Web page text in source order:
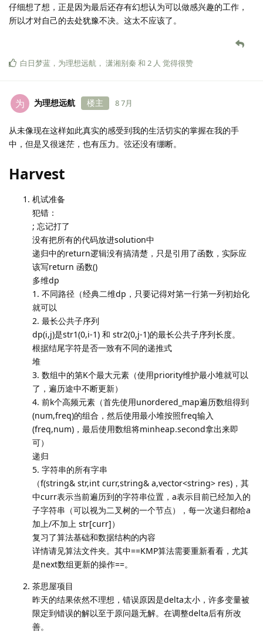
仔细想了想，正是因为最后还存有幻想认为可以做感兴趣的工作，
所以才对自己的去处犹豫不决。这太不应该了。
白日梦蓝 ， 为理想远航 ， 潇湘别秦 和 2 人 觉得很赞
为 为理想远航 楼主 8 7月
从未像现在这样如此真实的感受到我的生活切实的掌握在我的手
中，但是又很迷茫，也有压力。弦还没有绷断。
Harvest
机试准备
犯错：
; 忘记打了
没有把所有的代码放进solution中
递归中的return逻辑没有搞清楚，只是引用了函数，实际应
该写return 函数()
多维dp
1. 不同路径（经典二维dp，只要记得对第一行第一列初始化
就可以
2. 最长公共子序列
dp(i,j)是str1(0,i-1) 和 str2(0,j-1)的最长公共子序列长度。
根据结尾字符是否一致有不同的递推式
堆
3. 数组中的第K个最大元素（使用priority维护最小堆就可以
了，遍历途中不断更新）
4. 前k个高频元素（首先使用unordered_map遍历数组得到
(num,freq)的组合，然后使用最小堆按照freq输入
(freq,num)，最后使用数组将minheap.second拿出来即
可）
递归
5. 字符串的所有字串
（f(string& str,int curr,string& a,vector<string> res)，其
中curr表示当前遍历到的字符串位置，a表示目前已经加入的
子字符串（可以视为二叉树的一个节点），每一次递归都给a
加上/不加上 str[curr]）
复习了算法基础和数据结构的内容
详情请见算法文件夹。其中==KMP算法需要重新看看，尤其
是next数组更新的操作==。
茶思屋项目
昨天的结果依然不理想，错误原因是delta太小，许多变量被
限定到错误的解以至于原问题无解。在调整delta后有所改
善。